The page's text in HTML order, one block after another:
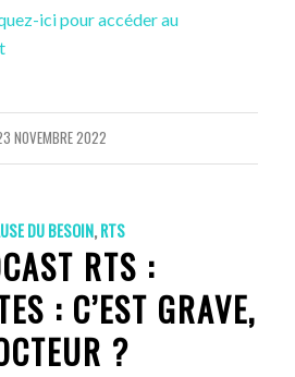
ici pour accéder au
NOVEMBRE 2022
DU BESOIN,RTS
RTS :
: C’EST GRAVE,
?